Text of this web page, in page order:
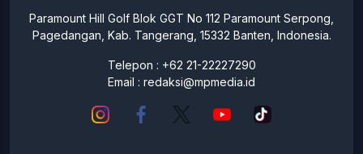
Paramount Hill Golf Blok GGT No 112 Paramount Serpong,
Pagedangan, Kab. Tangerang, 15332 Banten, Indonesia.
Telepon : +62 21-22227290
Email : redaksi@mpmedia.id